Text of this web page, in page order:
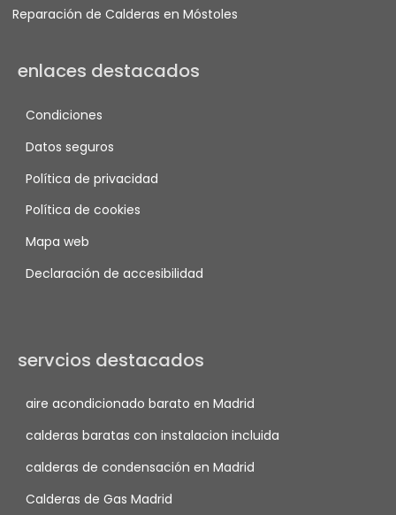
Reparación de Calderas en Móstoles
enlaces destacados
Condiciones
Datos seguros
Política de privacidad
Política de cookies
Mapa web
Declaración de accesibilidad
servcios destacados
aire acondicionado barato en Madrid
calderas baratas con instalacion incluida
calderas de condensación en Madrid
Calderas de Gas Madrid